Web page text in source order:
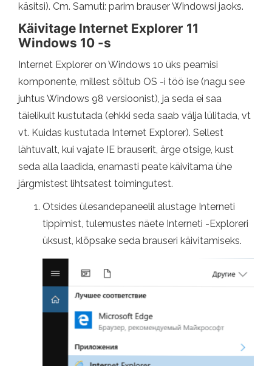
käsitsi). Cm. Samuti: parim brauser Windowsi jaoks.
Käivitage Internet Explorer 11
Windows 10 -s
Internet Explorer on Windows 10 üks peamisi
komponente, millest sõltub OS -i töö ise (nagu see
juhtus Windows 98 versioonist), ja seda ei saa
täielikult kustutada (ehkki seda saab välja lülitada, vt
vt. Kuidas kustutada Internet Explorer). Sellest
lähtuvalt, kui vajate IE brauserit, ärge otsige, kust
seda alla laadida, enamasti peate käivitama ühe
järgmistest lihtsatest toimingutest.
Otsides ülesandepaneelil alustage Interneti
tippimist, tulemustes näete Interneti -Exploreri
üksust, klõpsake seda brauseri käivitamiseks.